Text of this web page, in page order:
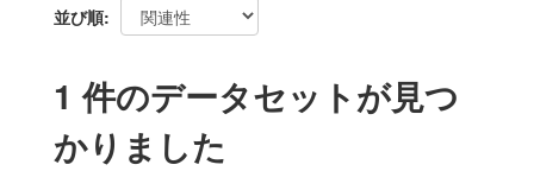
並び順
1 件のデータセットが見つ
かりました